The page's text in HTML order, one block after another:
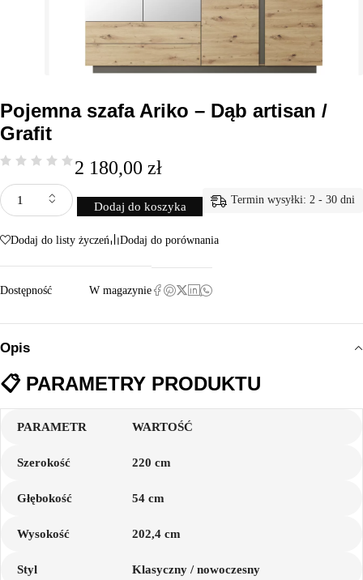
Pojemna szafa Ariko – Dąb artisan /
Grafit
2 180,00 zł
Dodaj do koszyka
Termin wysyłki: 2 - 30 dni
Dodaj do listy życzeń Dodaj do porównania
Dostępność W magazynie
Opis
📋 PARAMETRY PRODUKTU
PARAMETR WARTOŚĆ
Szerokość 220 cm
Głębokość 54 cm
Wysokość 202,4 cm
Styl Klasyczny / nowoczesny